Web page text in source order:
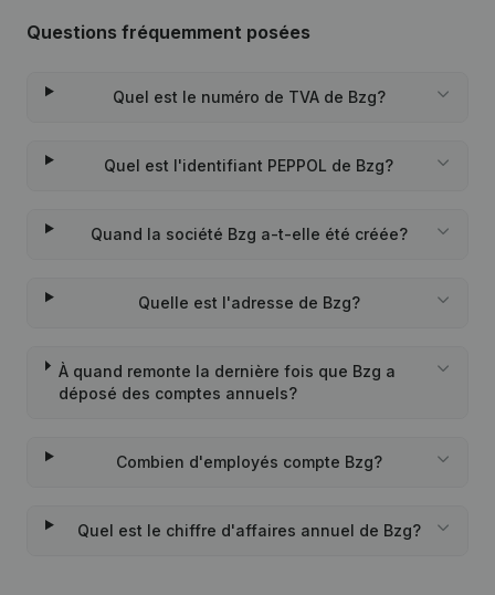
Questions fréquemment posées
Quel est le numéro de TVA de Bzg?
Quel est l'identifiant PEPPOL de Bzg?
Quand la société Bzg a-t-elle été créée?
Quelle est l'adresse de Bzg?
À quand remonte la dernière fois que Bzg a
déposé des comptes annuels?
Combien d'employés compte Bzg?
Quel est le chiffre d'affaires annuel de Bzg?